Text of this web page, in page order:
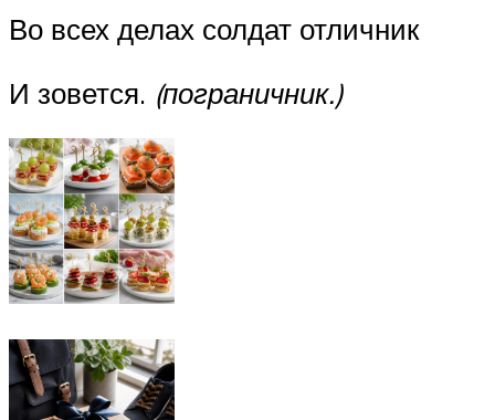
Во всех делах солдат отличник
И зовется. (пограничник.)